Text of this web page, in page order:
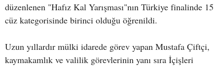
düzenlenen "Hafız Kal Yarışması"nın Türkiye finalinde 15
cüz kategorisinde birinci olduğu öğrenildi.
Uzun yıllardır mülki idarede görev yapan Mustafa Çiftçi,
kaymakamlık ve valilik görevlerinin yanı sıra İçişleri